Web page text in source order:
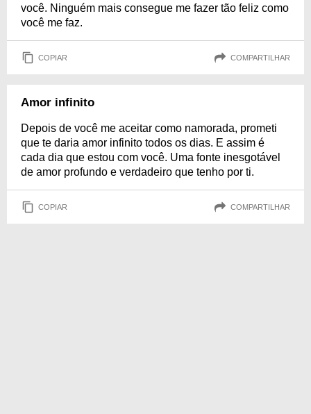
você. Ninguém mais consegue me fazer tão feliz como
você me faz.
COPIAR COMPARTILHAR
Amor infinito
Depois de você me aceitar como namorada, prometi
que te daria amor infinito todos os dias. E assim é
cada dia que estou com você. Uma fonte inesgotável
de amor profundo e verdadeiro que tenho por ti.
COPIAR COMPARTILHAR